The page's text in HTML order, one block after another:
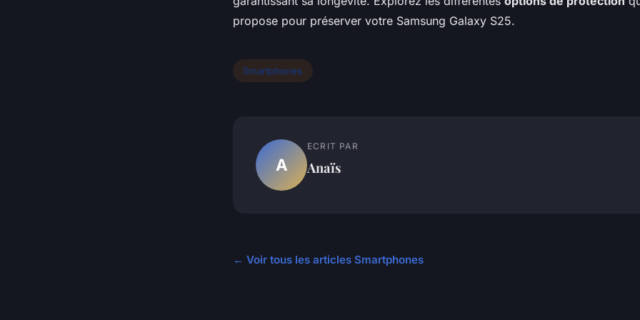
propose pour préserver votre Samsung Galaxy S25.
Smartphones
A
ECRIT PAR
Anaïs
← Voir tous les articles Smartphones